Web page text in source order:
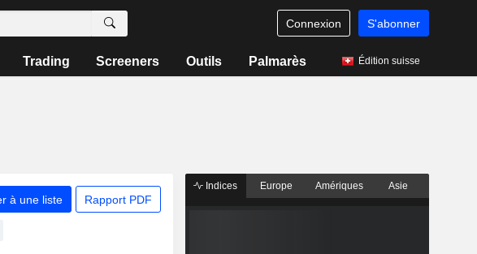
Connexion S'abonner
Trading Screeners Outils Palmarès Édition suisse
à une liste Rapport PDF
Indices Europe Amériques Asie